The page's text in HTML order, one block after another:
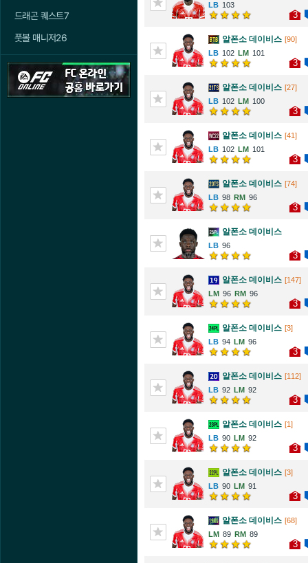
드래곤 퀘스트7
풋볼 매니저26
103
3
알폰소 데이비스 [90]
102
101
3
알폰소 데이비스 [27]
102
100
3
알폰소 데이비스 [41]
102
101
3
알폰소 데이비스 [74]
98
96
3
알폰소 데이비스
96
3
알폰소 데이비스 [147]
96
96
3
알폰소 데이비스 [3]
94
96
3
알폰소 데이비스 [112]
92
92
3
알폰소 데이비스 [1]
90
92
3
알폰소 데이비스 [3]
90
91
3
알폰소 데이비스 [68]
89
89
3